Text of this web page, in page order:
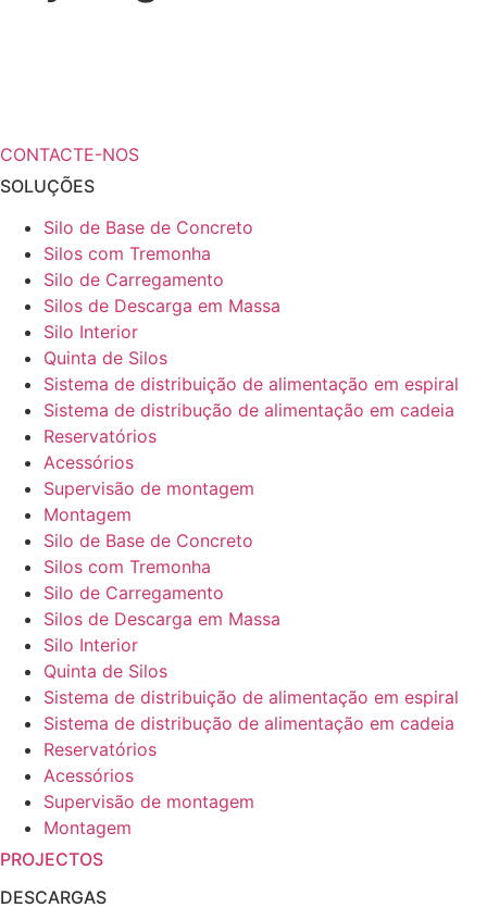
CONTACTE-NOS
SOLUÇÕES
Silo de Base de Concreto
Silos com Tremonha
Silo de Carregamento
Silos de Descarga em Massa
Silo Interior
Quinta de Silos
Sistema de distribuição de alimentação em espiral
Sistema de distribução de alimentação em cadeia
Reservatórios
Acessórios
Supervisão de montagem
Montagem
Silo de Base de Concreto
Silos com Tremonha
Silo de Carregamento
Silos de Descarga em Massa
Silo Interior
Quinta de Silos
Sistema de distribuição de alimentação em espiral
Sistema de distribução de alimentação em cadeia
Reservatórios
Acessórios
Supervisão de montagem
Montagem
PROJECTOS
DESCARGAS